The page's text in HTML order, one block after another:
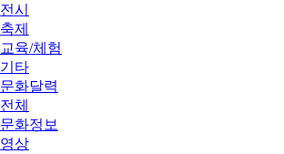
전시
축제
교육/체험
기타
문화달력
전체
문화정보
영상